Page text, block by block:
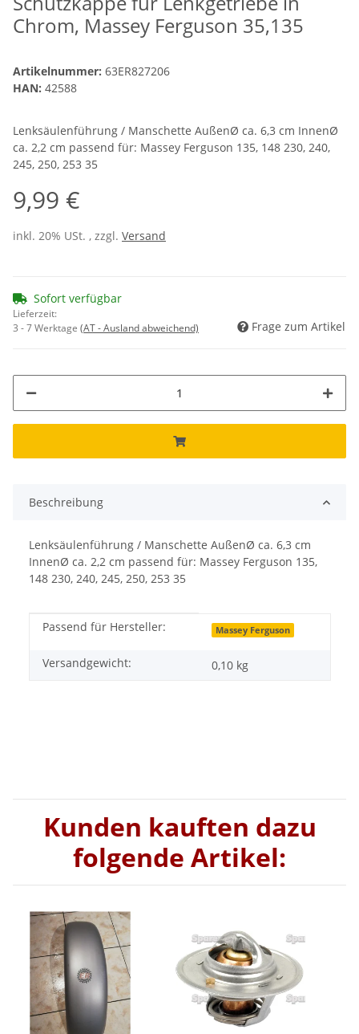
Chrom, Massey Ferguson 35,135
Artikelnummer: 63ER827206
HAN: 42588
Lenksäulenführung / Manschette AußenØ ca. 6,3 cm InnenØ
ca. 2,2 cm passend für: Massey Ferguson 135, 148 230, 240,
245, 250, 253 35
9,99 €
inkl. 20% USt. , zzgl. Versand
Sofort verfügbar
Lieferzeit:
3 - 7 Werktage (AT - Ausland abweichend) Frage zum Artikel
Beschreibung
Lenksäulenführung / Manschette AußenØ ca. 6,3 cm
InnenØ ca. 2,2 cm passend für: Massey Ferguson 135,
148 230, 240, 245, 250, 253 35
Produkteigenschaft
Wert
Passend für Hersteller: Massey Ferguson
Versandgewicht: 0,10 kg
Kunden kauften dazu
folgende Artikel: